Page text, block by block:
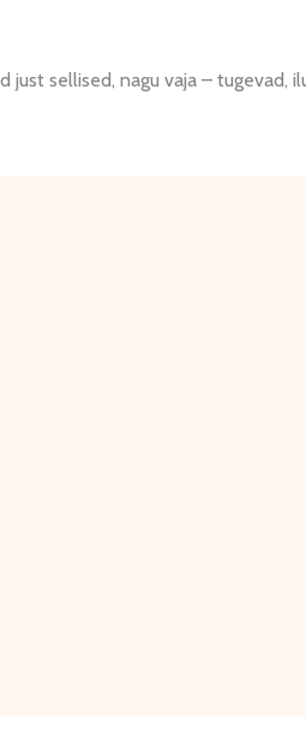
sellised, nagu vaja – tugevad,